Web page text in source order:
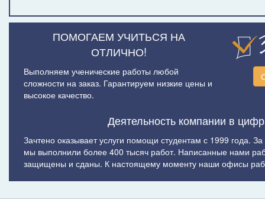
ПОМОГАЕМ УЧИТЬСЯ НА
ОТЛИЧНО!
Выполняем ученические работы любой
сложности на заказ. Гарантируем низкие цены и
высокое качество.
Деятельность компании в
Зачтено оказывает услуги помощи студентам с 1999 года.
мы выполнили более 400 тысяч работ. Написанные нами
защищены и сданы. К настоящему моменту наши офисы